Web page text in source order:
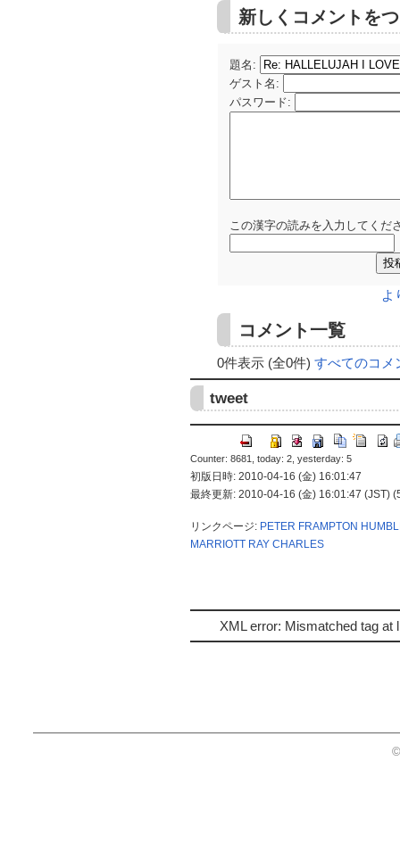
新しくコメントを
題名:
ゲスト名 :
パスワード:
この漢字の読みを入力してくだ
よ
コメント一覧
0件表示 (全0件) すべてのコメ
tweet
Counter: 8681, today: 2, yesterday: 5
初版日時: 2010-04-16 (金) 16:01:47
最終更新: 2010-04-16 (金) 16:01:47 (JST)
リンクページ: PETER FRAMPTON
MARRIOTT RAY CHARLES
XML error: Mismatched tag at